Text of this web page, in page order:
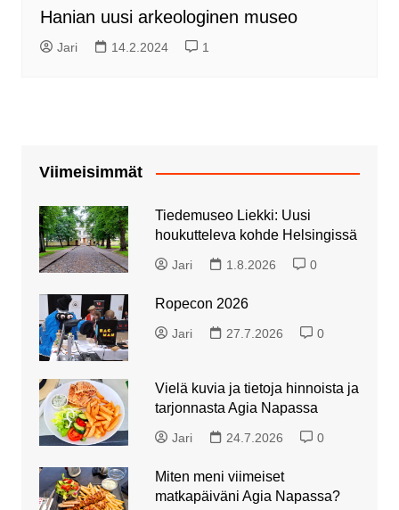
Hanian uusi arkeologinen museo
Jari 14.2.2024 1
Viimeisimmät
Tiedemuseo Liekki: Uusi
houkutteleva kohde Helsingissä
Jari 1.8.2026 0
Ropecon 2026
Jari 27.7.2026 0
Vielä kuvia ja tietoja hinnoista ja
tarjonnasta Agia Napassa
Jari 24.7.2026 0
Miten meni viimeiset
matkapäiväni Agia Napassa?